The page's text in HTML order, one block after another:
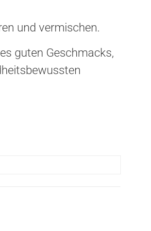
und vermischen.
guten Geschmacks,